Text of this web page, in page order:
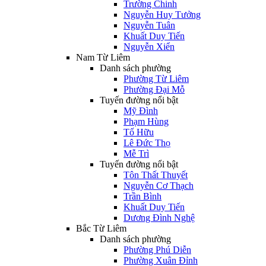
Trường Chinh
Nguyễn Huy Tưởng
Nguyễn Tuân
Khuất Duy Tiến
Nguyễn Xiển
Nam Từ Liêm
Danh sách phường
Phường Từ Liêm
Phường Đại Mỗ
Tuyến đường nổi bật
Mỹ Đình
Phạm Hùng
Tố Hữu
Lê Đức Thọ
Mễ Trì
Tuyến đường nổi bật
Tôn Thất Thuyết
Nguyễn Cơ Thạch
Trần Bình
Khuất Duy Tiến
Dương Đình Nghệ
Bắc Từ Liêm
Danh sách phường
Phường Phú Diễn
Phường Xuân Đỉnh